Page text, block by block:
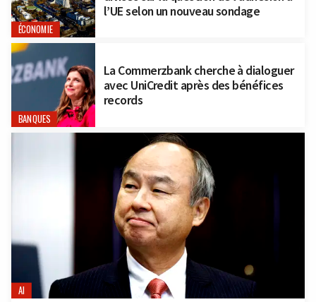
ÉCONOMIE
l’UE selon un nouveau sondage
BANQUES
La Commerzbank cherche à dialoguer
avec UniCredit après des bénéfices
records
AI